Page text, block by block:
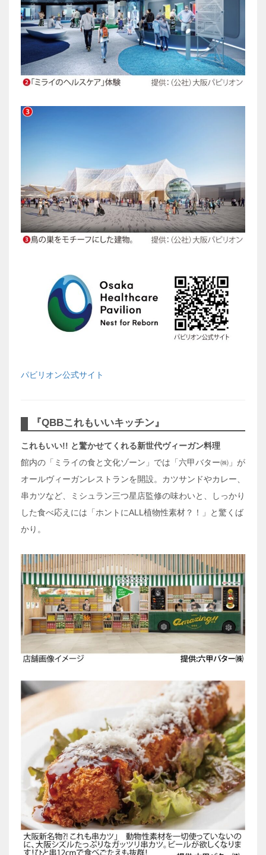
パビリオン公式サイト
『QBBこれもいいキッチン』
これもいい!! と驚かせてくれる新世代ヴィーガン料理
館内の「ミライの食と文化ゾーン」では「六甲バター㈱」が
オールヴィーガンレストランを開設。カツサンドやカレー、
串カツなど、ミシュラン三つ星店監修の味わいと、しっかり
した食べ応えには「ホントにALL植物性素材？！」と驚くば
かり。